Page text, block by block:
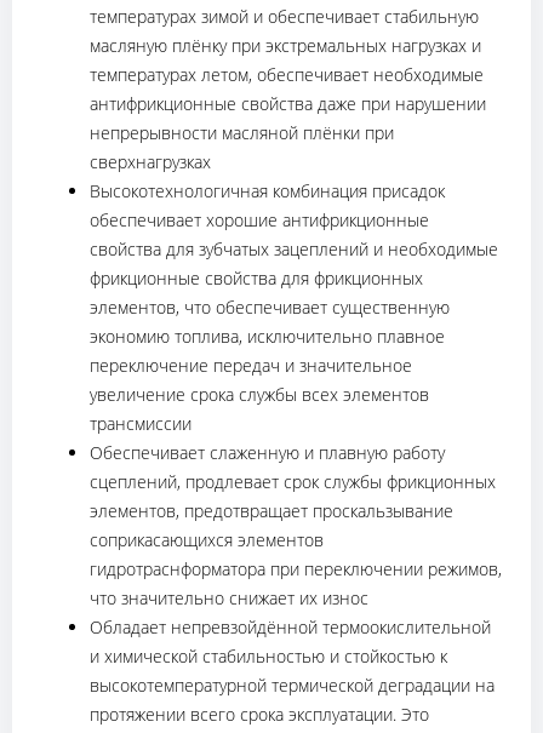
температурах зимой и обеспечивает стабильную
масляную плёнку при экстремальных нагрузках и
температурах летом, обеспечивает необходимые
антифрикционные свойства даже при нарушении
непрерывности масляной плёнки при
сверхнагрузках
Высокотехнологичная комбинация присадок
обеспечивает хорошие антифрикционные
свойства для зубчатых зацеплений и необходимые
фрикционные свойства для фрикционных
элементов, что обеспечивает существенную
экономию топлива, исключительно плавное
переключение передач и значительное
увеличение срока службы всех элементов
трансмиссии
Обеспечивает слаженную и плавную работу
сцеплений, продлевает срок службы фрикционных
элементов, предотвращает проскальзывание
соприкасающихся элементов
гидротраснформатора при переключении режимов,
что значительно снижает их износ
Обладает непревзойдённой термоокислительной
и химической стабильностью и стойкостью к
высокотемпературной термической деградации на
протяжении всего срока эксплуатации. Это